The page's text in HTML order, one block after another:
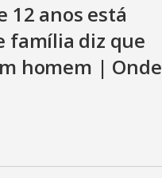
12 anos está
família diz que
homem | Onde